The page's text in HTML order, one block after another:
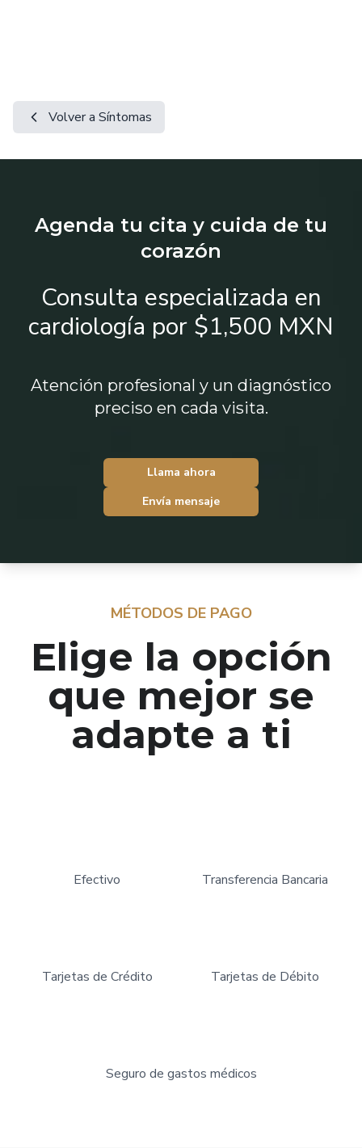
Volver a Síntomas
Agenda tu cita y cuida de tu
corazón
Consulta especializada en
cardiología por $1,500 MXN
Atención profesional y un diagnóstico
preciso en cada visita.
Llama ahora
Envía mensaje
MÉTODOS DE PAGO
Elige la opción
que mejor se
adapte a ti
Efectivo Transferencia Bancaria
Tarjetas de Crédito Tarjetas de Débito
Seguro de gastos médicos